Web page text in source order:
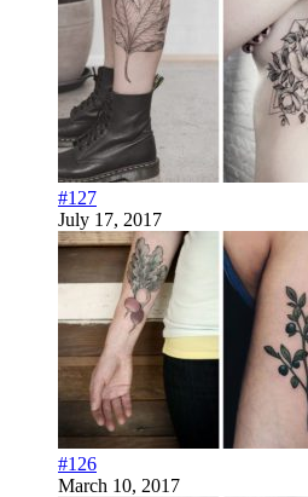
#127
July 17, 2017
#126
March 10, 2017